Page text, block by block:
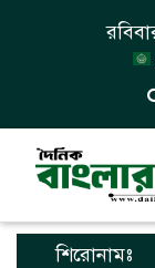
শিরোনামঃ